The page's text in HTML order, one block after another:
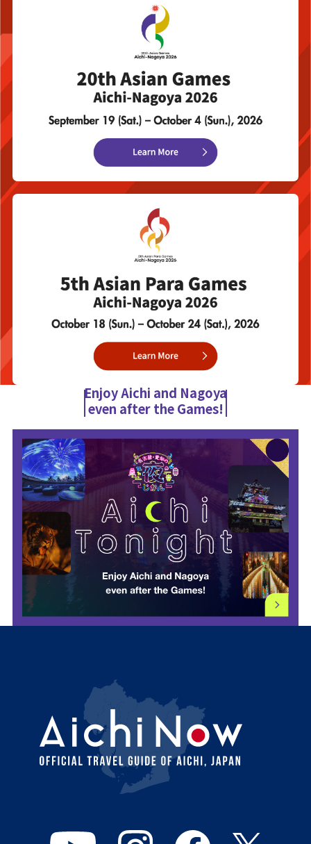
Enjoy Aichi and Nagoya
even after the Games!